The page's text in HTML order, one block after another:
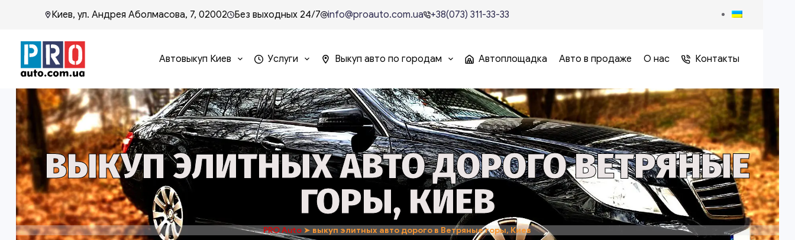
Киев, ул. Андрея Аболмасова, 7, 02002 Без выходных 24/7 info@proauto.com.ua +38(073) 311-33-33
Автовыкуп Киев Услуги Выкуп авто по городам Автоплощадка Авто в продаже О нас Контакты
ВЫКУП ЭЛИТНЫХ АВТО ДОРОГО ВЕТРЯНЫЕ
ГОРЫ, КИЕВ
PRO Auto ➤ выкуп элитных авто дорого в Ветряные горы, Киев